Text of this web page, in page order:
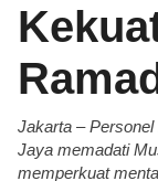
Jakarta –
Jaya memadati
memperkuat